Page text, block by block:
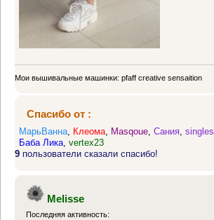
Мои вышивальные машинки: pfaff creative sensaition
Спасибо от :
МарьВанна Клеома Masqoue ,Сания ,singles
Баба Лика ,vertex23
9 пользователи сказали спасибо!
Melisse
Последняя активность: